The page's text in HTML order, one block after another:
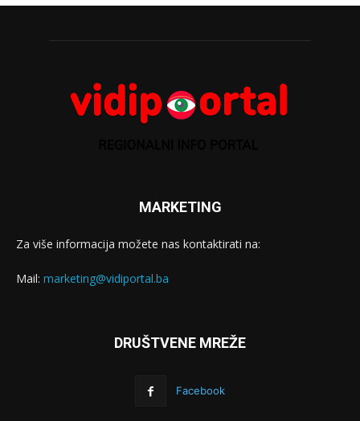
MARKETING
Za više informacija možete nas kontaktirati na:
Mail: marketing@vidiportal.ba
DRUŠTVENE MREŽE
Facebook